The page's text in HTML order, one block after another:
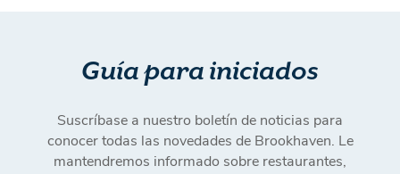
Guía para iniciados
Suscríbase a nuestro boletín de noticias para
conocer todas las novedades de Brookhaven. Le
mantendremos informado sobre restaurantes,